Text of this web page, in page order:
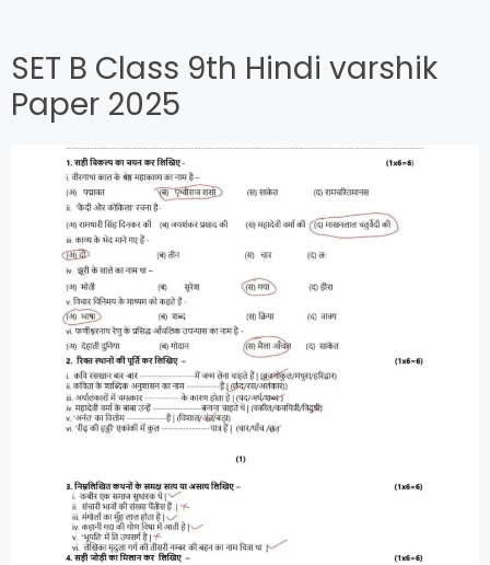
SET B Class 9th Hindi varshik
Paper 2025